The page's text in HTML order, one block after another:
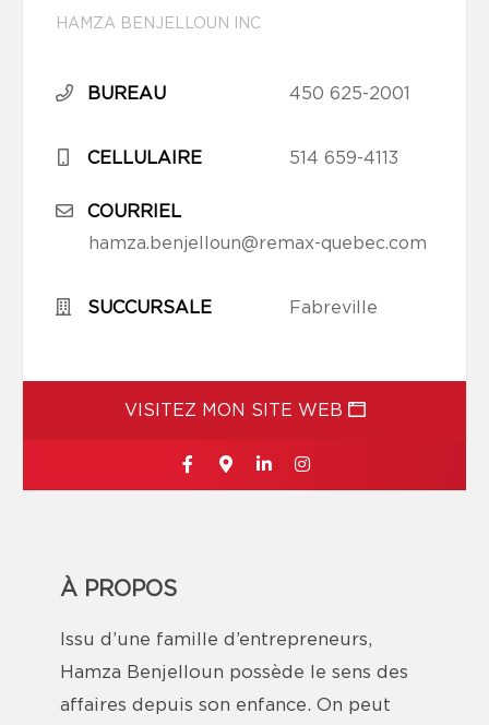
HAMZA BENJELLOUN INC
BUREAU 450 625-2001
CELLULAIRE 514 659-4113
COURRIEL
hamza.benjelloun@remax-quebec.com
SUCCURSALE Fabreville
VISITEZ MON SITE WEB
À PROPOS
Issu d’une famille d’entrepreneurs,
Hamza Benjelloun possède le sens des
affaires depuis son enfance. On peut